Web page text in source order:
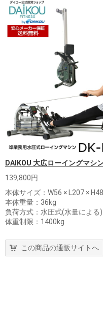
DAIKOU 大広ローイングマシ
139,800円
本体サイズ：W56 × L207 × H48
本体重量：36kg
負荷方式：水圧式(水量による)
体重制限：1400kg
この商品の通販サイトへ